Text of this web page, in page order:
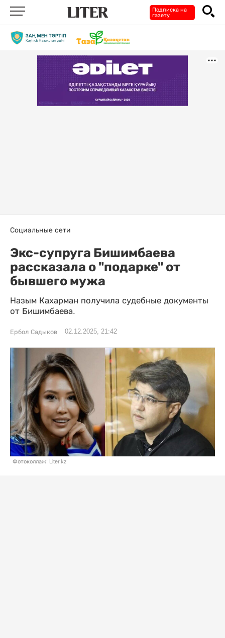
Подписка на
газету
Социальные сети
Экс-супруга Бишимбаева
рассказала о "подарке" от
бывшего мужа
Назым Кахарман получила судебные документы
от Бишимбаева.
Ербол Садыков 02.12.2025, 21:42
Фотоколлаж: Liter.kz